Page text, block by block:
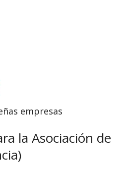
empresas
la Asociación de